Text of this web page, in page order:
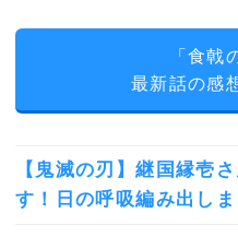
「食戟
最新話の感
【鬼滅の刃】継国縁壱
す！日の呼吸編み出しま